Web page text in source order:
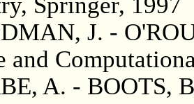
J. -
and
A. - BOOTS,